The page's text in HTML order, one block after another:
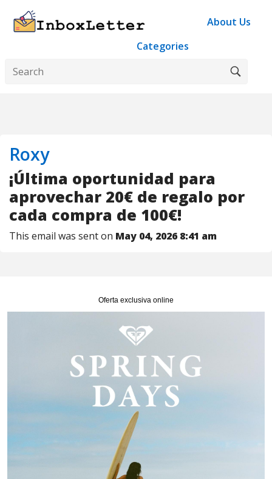
About Us
Categories
Roxy
¡Última oportunidad para
aprovechar 20€ de regalo por
cada compra de 100€!
This email was sent on May 04, 2026 8:41 am